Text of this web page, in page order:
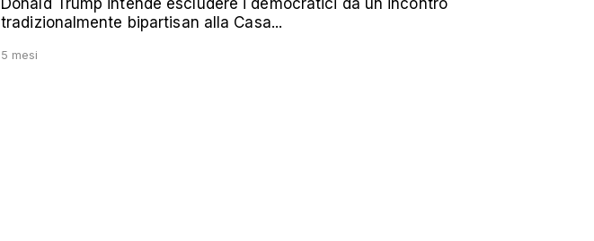
tradizionalmente bipartisan alla Casa...
5 mesi